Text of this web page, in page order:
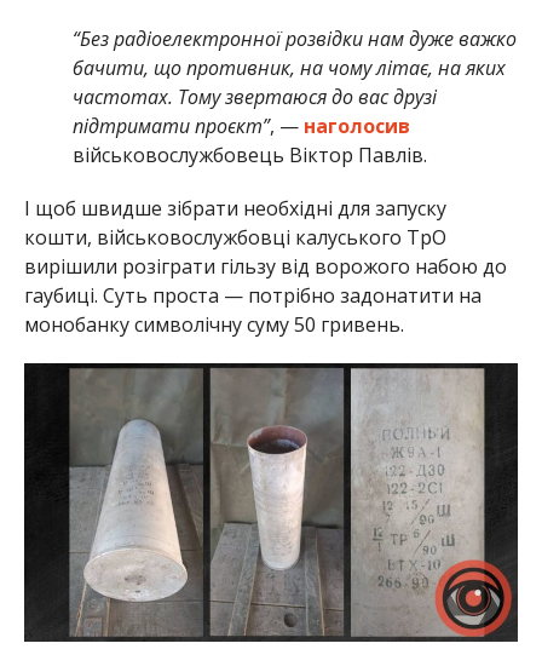
“Без радіоелектронної розвідки нам дуже важко
бачити, що противник, на чому літає, на яких
частотах. Тому звертаюся до вас друзі
підтримати проєкт”, — наголосив
військовослужбовець Віктор Павлів.
І щоб швидше зібрати необхідні для запуску
кошти, військовослужбовці калуського ТрО
вирішили розіграти гільзу від ворожого набою до
гаубиці. Суть проста — потрібно задонатити на
монобанку символічну суму 50 гривень.